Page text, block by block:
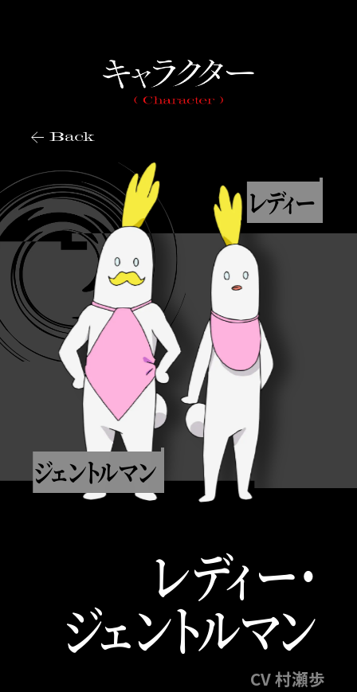
Back
ジェントルマン
レディー
レディー・
ジェントルマン
CV 村瀬歩